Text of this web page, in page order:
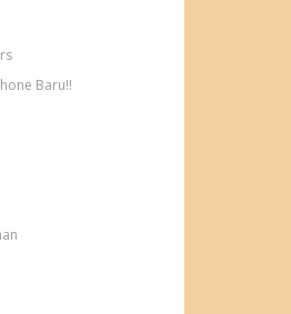
Baru!!